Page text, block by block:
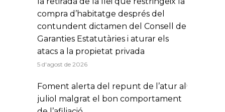
compra d’habitatge després del
contundent dictamen del Consell de
Garanties Estatutàries i aturar els
atacs a la propietat privada
5 d'agost de 2026
Foment alerta del repunt de l’atur al
juliol malgrat el bon comportament